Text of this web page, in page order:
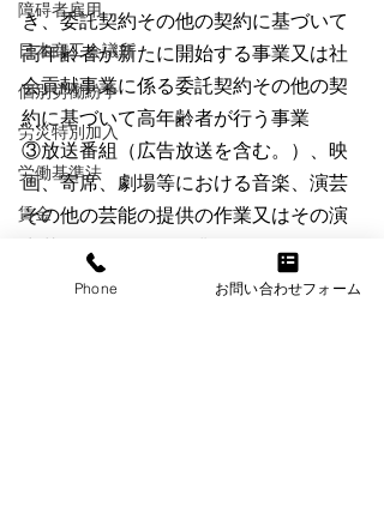
障碍者雇用
日本商工会議所
個別労働紛争
労災特別加入
労働基準法
賃金
メンタルヘルス
き、委託契約その他の契約に基づいて
高年齢者が新たに開始する事業又は社
会貢献事業に係る委託契約その他の契
約に基づいて高年齢者が行う事業
③放送番組（広告放送を含む。）、映
画、寄席、劇場等における音楽、演芸
その他の芸能の提供の作業又はその演
出若しくは企画の作業
④アニメーションの制作の作業
Phone お問い合わせフォーム